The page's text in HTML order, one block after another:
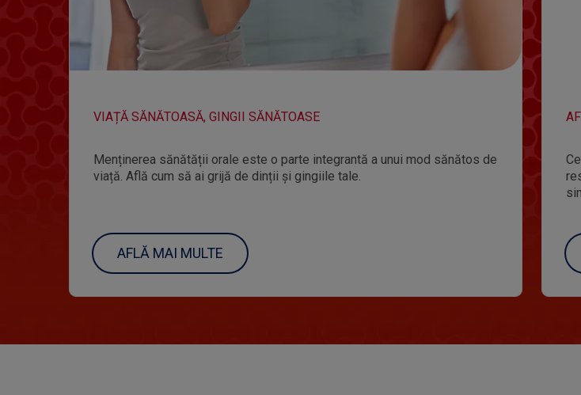
VIAȚĂ SĂNĂTOASĂ, GINGII SĂNĂTOASE
Menținerea sănătății orale este o parte integrantă a unui mod sănătos de
viață. Află cum să ai grijă de dinții și gingiile tale.
AFLĂ MAI MULTE